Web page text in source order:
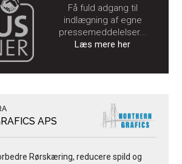
Få fuld adgang til
indlægning af egne
pressemeddelelser...
Læs mere her
APS
Rørskæring, reducere spild og